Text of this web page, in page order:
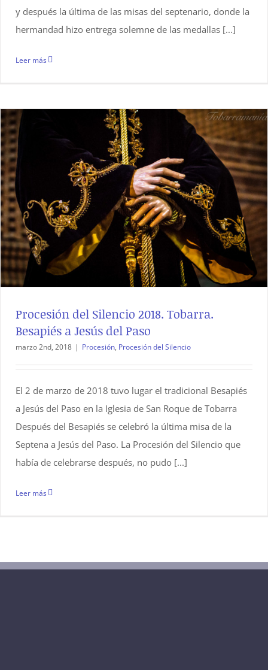
y después la última de las misas del septenario, donde la
hermandad hizo entrega solemne de las medallas [...]
Leer más
Procesión del Silencio 2018. Tobarra.
Besapiés a Jesús del Paso
marzo 2nd, 2018 | Procesión, Procesión del Silencio
El 2 de marzo de 2018 tuvo lugar el tradicional Besapiés
a Jesús del Paso en la Iglesia de San Roque de Tobarra
Después del Besapiés se celebró la última misa de la
Septena a Jesús del Paso. La Procesión del Silencio que
había de celebrarse después, no pudo [...]
Leer más